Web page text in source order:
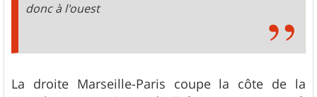
donc à l'ouest
La droite Marseille-Paris coupe la côte de la